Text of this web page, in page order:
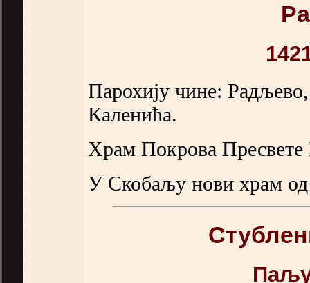
Парохију чине:
Каленића.
Храм Покрова Пресвете
У Скобаљу нови храм